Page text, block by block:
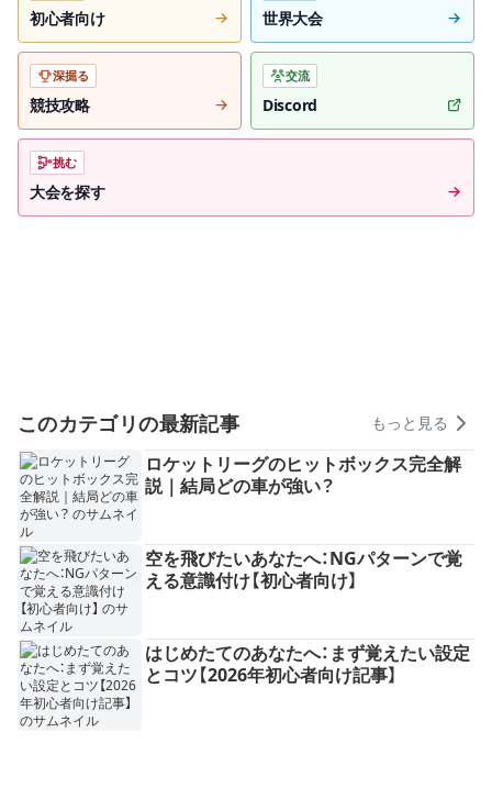
初心者向け 世界大会
深掘る
競技攻略
交流
Discord
挑む
大会を探す
このカテゴリの最新記事 もっと見る
ロケットリーグのヒットボックス完全解
説｜結局どの車が強い？
空を飛びたいあなたへ：NGパターンで覚
える意識付け【初心者向け】
はじめたてのあなたへ：まず覚えたい設定
とコツ【2026年初心者向け記事】